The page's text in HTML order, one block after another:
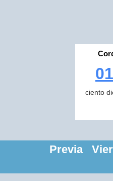
ciento
Previa